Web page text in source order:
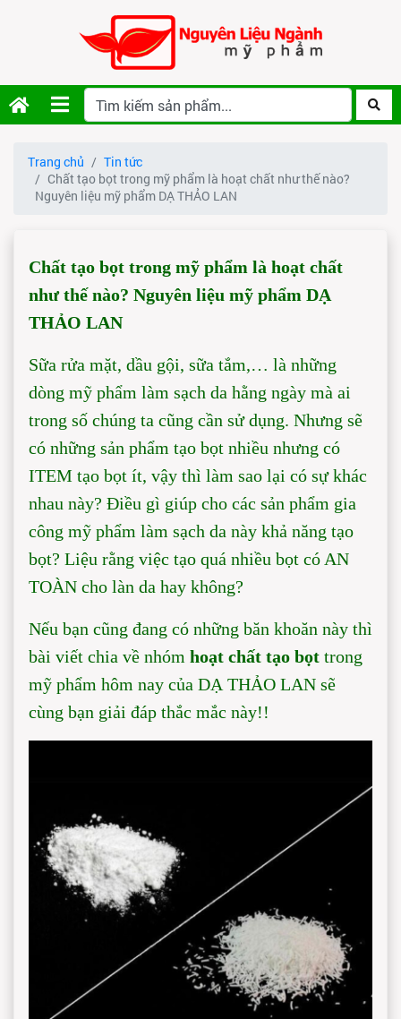
Trang chủ
Tin tức
Chất tạo bọt trong mỹ phẩm là hoạt chất như thế nào?
Nguyên liệu mỹ phẩm DẠ THẢO LAN
Chất tạo bọt trong mỹ phẩm là hoạt chất
như thế nào? Nguyên liệu mỹ phẩm DẠ
THẢO LAN
Sữa rửa mặt, dầu gội, sữa tắm,… là những
dòng mỹ phẩm làm sạch da hằng ngày mà ai
trong số chúng ta cũng cần sử dụng. Nhưng sẽ
có những sản phẩm tạo bọt nhiều nhưng có
ITEM tạo bọt ít, vậy thì làm sao lại có sự khác
nhau này? Điều gì giúp cho các sản phẩm gia
công mỹ phẩm làm sạch da này khả năng tạo
bọt? Liệu rằng việc tạo quá nhiều bọt có AN
TOÀN cho làn da hay không?
Nếu bạn cũng đang có những băn khoăn này thì
bài viết chia về nhóm hoạt chất tạo bọt trong
mỹ phẩm hôm nay của DẠ THẢO LAN sẽ
cùng bạn giải đáp thắc mắc này!!